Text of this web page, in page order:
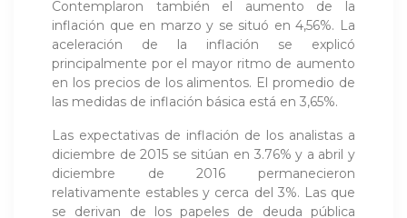
Contemplaron también el aumento de la
inflación que en marzo y se situó en 4,56%. La
aceleración de la inflación se explicó
principalmente por el mayor ritmo de aumento
en los precios de los alimentos. El promedio de
las medidas de inflación básica está en 3,65%.
Las expectativas de inflación de los analistas a
diciembre de 2015 se sitúan en 3.76% y a abril y
diciembre de 2016 permanecieron
relativamente estables y cerca del 3%. Las que
se derivan de los papeles de deuda pública